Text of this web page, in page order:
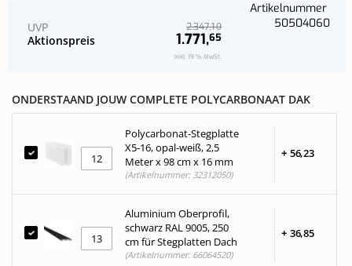
Aktionspreis 1.771,65
UVP 2.347,10
Inkl. 19 % MwSt.
Artikelnummer
50504060
ONDERSTAAND JOUW COMPLETE POLYCARBONAAT DAK
Polycarbonat-Stegplatte
X5-16, opal-weiß, 2,5
Meter x 98 cm x 16 mm
+ 56,23
(Artikelnummer: 32312050)
Aluminium Oberprofil,
schwarz RAL 9005, 250
cm für Stegplatten Dach
+ 36,85
(Artikelnummer: 66064520)